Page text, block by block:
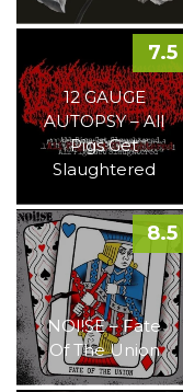
12 GAUGE
AUTOPSY – All
Pigs Get
Slaughtered
7.5
NOI!SE – Fate
Of The Union
8.5